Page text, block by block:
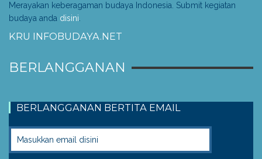
Merayakan keberagaman budaya Indonesia. Submit kegiatan
budaya anda disini.
KRU INFOBUDAYA.NET
BERLANGGANAN
BERLANGGANAN BERTITA EMAIL